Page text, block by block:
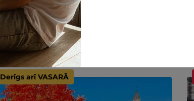
Ir spēkā 6 mēn. no iegādes datuma
25€30€ ?
Derīgs arī VASARĀ